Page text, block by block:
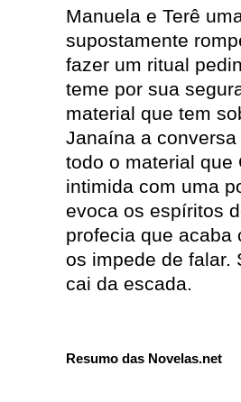
Manuela e Terê
supostamente
fazer um ritual
teme por sua
material que tem
Janaína a
todo o material que
intimida com uma
evoca os espíritos
profecia que acaba
os impede de falar.
cai da escada.
Resumo das Novelas.net